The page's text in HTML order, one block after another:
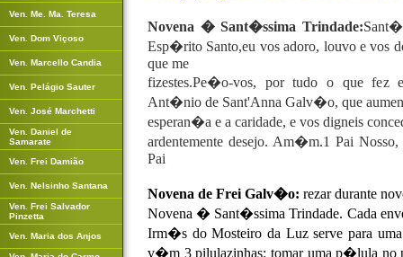
Ven. Me. Ma. Teresa
Ven. Dom Viçoso
Ven. Marcello Candia
Ven. Pelágio Sauter
Ven. José Marchetti
Ven. Daniel de
Samarate
Ven. Frei Damião
Ven. Nelsinho Santana
Ven. Frei Salvador
Pinzetta
Ven. Maria dos Anjos
Novena � Sant�ssima Trindade:
Esp�rito Santo,eu vos adoro, louvo e vos
que me
fizestes.Pe�o-vos, por tudo o que fez
Ant�nio de Sant'Anna Galv�o, que
esperan�a e a caridade, e vos digneis
ardentemente desejo. Am�m.1 Pai
Pai
Novena de Frei Galv�o: rezar durante
Novena � Sant�ssima Trindade. Cada
Irm�s do Mosteiro da Luz serve para
v�m 3 pilulazinhas: tomar uma p�lula no